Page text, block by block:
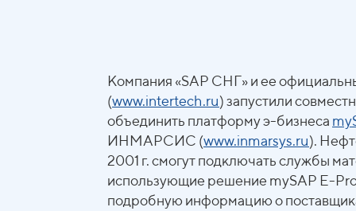
Компания «SAP СНГ» и ее
(www.intertech.ru) запустили
объединить платформу э-бизнеса
ИНМАРСИС (www.inmarsys.ru).
2001 г. смогут подключать службы
использующие решение mySAP E-
подробную информацию о